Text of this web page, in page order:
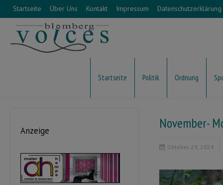
Startseite Über Uns Kontakt Impressum Datenschutzerklärung
Startseite Politik Ordnung
November-
Oktober 29, 2024
Anzeige